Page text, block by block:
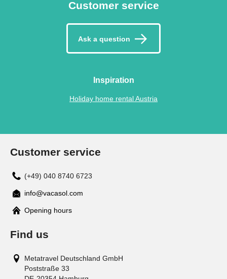
Customer service
Ask a question
Inspiration
Holiday home rental Austria
Customer service
(+49) 040 8740 6723
info@vacasol.com
Opening hours
Find us
Metatravel Deutschland GmbH
Poststraße 33